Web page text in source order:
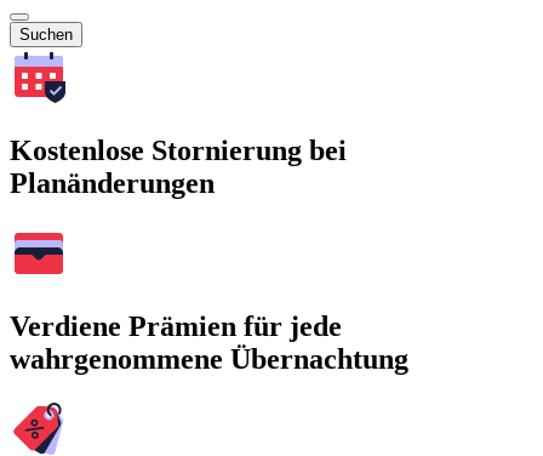
Suchen
Kostenlose Stornierung bei
Planänderungen
Verdiene Prämien für jede
wahrgenommene Übernachtung